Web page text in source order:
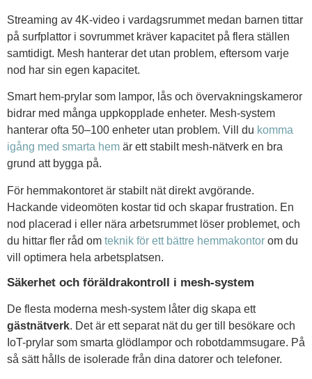
Streaming av 4K-video i vardagsrummet medan barnen tittar
på surfplattor i sovrummet kräver kapacitet på flera ställen
samtidigt. Mesh hanterar det utan problem, eftersom varje
nod har sin egen kapacitet.
Smart hem-prylar som lampor, lås och övervakningskameror
bidrar med många uppkopplade enheter. Mesh-system
hanterar ofta 50–100 enheter utan problem. Vill du komma
igång med smarta hem är ett stabilt mesh-nätverk en bra
grund att bygga på.
För hemmakontoret är stabilt nät direkt avgörande.
Hackande videomöten kostar tid och skapar frustration. En
nod placerad i eller nära arbetsrummet löser problemet, och
du hittar fler råd om teknik för ett bättre hemmakontor om du
vill optimera hela arbetsplatsen.
Säkerhet och föräldrakontroll i mesh-system
De flesta moderna mesh-system låter dig skapa ett
gästnätverk. Det är ett separat nät du ger till besökare och
IoT-prylar som smarta glödlampor och robotdammsugare. På
så sätt hålls de isolerade från dina datorer och telefoner.